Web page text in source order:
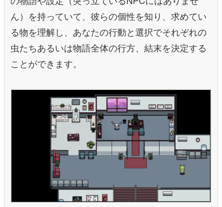
ん）を持っていて、彼らの個性を知り、求めてい
る物を理解し、あなたの行動と選択でそれぞれの
虫たちあるいは物語全体の行方、結末を決定する
ことができます。